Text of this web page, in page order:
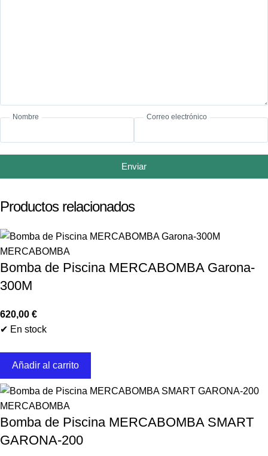
Nombre Correo electrónico
Enviar
Productos relacionados
MERCABOMBA
Bomba de Piscina MERCABOMBA Garona-
300M
620,00 €
✔ En stock
Añadir al carrito
MERCABOMBA
Bomba de Piscina MERCABOMBA SMART
GARONA-200